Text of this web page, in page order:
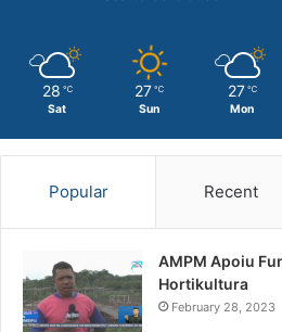
28 ℃
Sat
27 ℃
Sun
27 ℃
Mon
Popular Recent
AMPM Apoiu
Hortikultura
February 28, 2023